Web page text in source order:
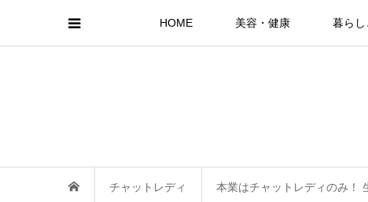
HOME 美容・健康 暮らし
チャットレディ 本業はチャットレディのみ！